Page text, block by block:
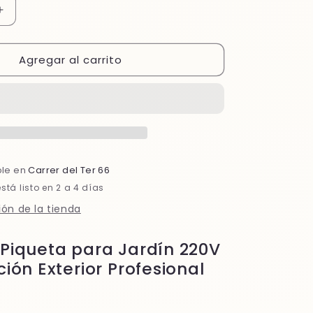
Aumentar
Foco
IP68
Agregar al carrito
enCarrer del Ter 66
listo en 2 a 4 días
de la tienda
para Jardín 220V
Exterior Profesional